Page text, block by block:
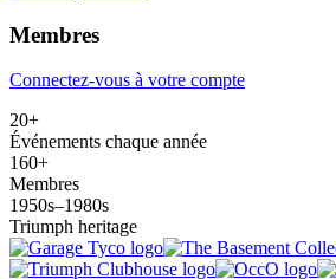
Membres
Connectez-vous à votre compte
20+
Événements chaque année
160+
Membres
1950s–1980s
Triumph heritage